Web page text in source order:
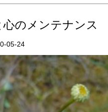
心のメンテナンス
05-24